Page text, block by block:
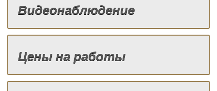
Видеонаблюдение
Цены на работы